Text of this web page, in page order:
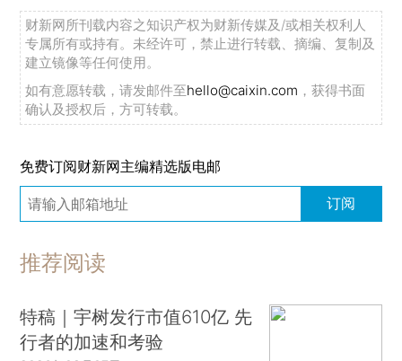
财新网所刊载内容之知识产权为财新传媒及/或相关权利人
专属所有或持有。未经许可，禁止进行转载、摘编、复制及
建立镜像等任何使用。
如有意愿转载，请发邮件至hello@caixin.com ，获得书面
确认及授权后，方可转载。
免费订阅财新网主编精选版电邮
订阅
推荐阅读
特稿｜宇树发行市值610亿 先
行者的加速和考验